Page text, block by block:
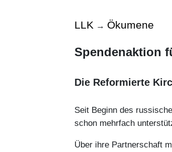
LLK → Ökumene
Spendenaktion
Die Reformierte
Seit Beginn des
schon mehrfach
Über ihre Partnerschaft